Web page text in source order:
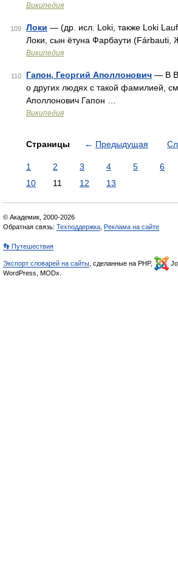
Википедия
109 Локи — (др. исл. Loki, также Loki
Локи, сын ётуна Фарбаути (Fárbauti,
Википедия
110 Гапон, Георгий Аполлонович — В
о других людях с такой фамилией,
Аполлонович Гапон …
Википедия
Страницы ← Предыдущая
1 2 3 4 5 6
10
11 12 13
© Академик, 2000-2026
Обратная связь: Техподдержка Реклама на сайте
👣 Путешествия
Экспорт словарей на сайты , сделанные на PHP,
WordPress, MODx.